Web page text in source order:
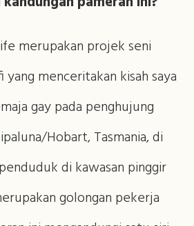
merupakan projek seni
menceritakan kisah saya
gay pada penghujung
Hobart, Tasmania, di
di kawasan pinggir
golongan pekerja